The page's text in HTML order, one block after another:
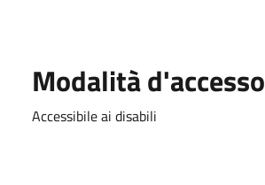
Modalità d'accesso
Accessibile ai disabili